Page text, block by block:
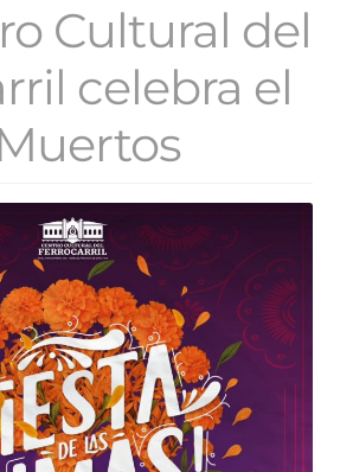
Cultural del
celebra el